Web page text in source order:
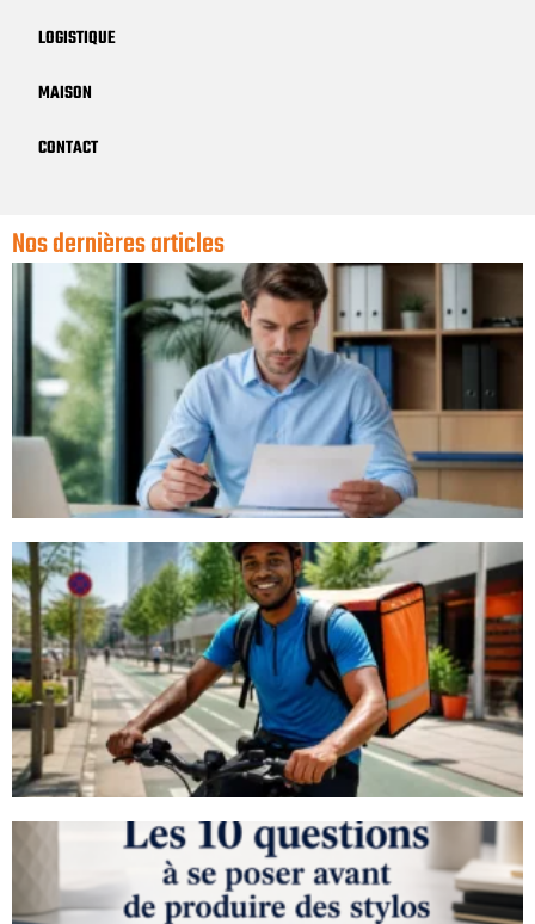
LOGISTIQUE
MAISON
CONTACT
Nos dernières articles